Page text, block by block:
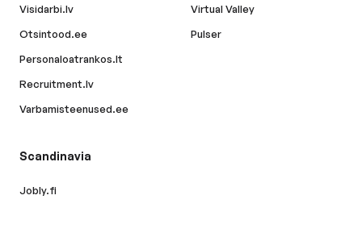
Visidarbi.lv
Otsintood.ee
Personaloatrankos.lt
Recruitment.lv
Varbamisteenused.ee
Virtual Valley
Pulser
Scandinavia
Jobly.fi